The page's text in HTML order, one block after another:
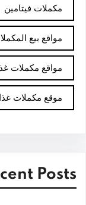
مكملات فيتامين
مواقع بيع
مواقع مكملات
موقع مكملات
Posts